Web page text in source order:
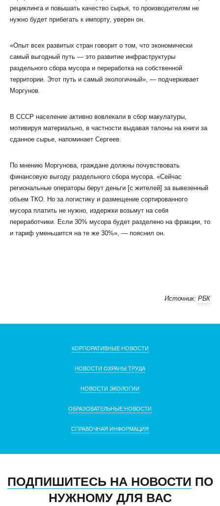
рециклинга и повышать качество сырья, то производителям не
нужно будет прибегать к импорту, уверен он.
«Опыт всех развитых стран говорит о том, что экономически
самый выгодный путь — это развитие инфраструктуры
раздельного сбора мусора и переработка на собственной
территории. Этот путь и самый экологичный», — подчеркивает
Моргунов.
В СССР население активно вовлекали в сбор макулатуры,
мотивируя материально, в частности выдавая талоны на книги за
сданное сырье, напоминает Сергеев.
По мнению Моргунова, граждане должны почувствовать
финансовую выгоду раздельного сбора мусора. «Сейчас
региональные операторы берут деньги [с жителей] за вывезенный
объем ТКО. Но за логистику и размещение сортированного
мусора платить не нужно, издержки возьмут на себя
переработчики. Если 30% мусора будет разделено на фракции, то
и тариф уменьшится на те же 30%», — пояснил он.
Источник: РБК
КОРПОРАТИВНЫЕ НОВОСТИ
НОВОСТИ ОХРАНЫ ТРУДА
НОВОСТИ ЭКОЛОГИИ
ОБРАЗОВАТЕЛЬНЫЕ НОВОСТИ
СПРАВОЧНАЯ ИНФОРМАЦИЯ
ПОДПИШИТЕСЬ НА НОВОСТИ ПО
НУЖНОМУ ДЛЯ ВАС